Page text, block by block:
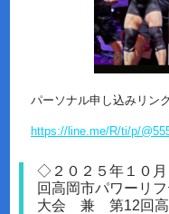
パーソナル申し込みリンク
https://line.me/R/ti/p/
◇２０２５年１０
回高岡市パワーリ
大会 兼 第12回高